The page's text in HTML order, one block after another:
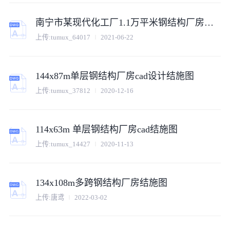
南宁市某现代化工厂1.1万平米钢结构厂房建筑设计CAD图纸
上传:tumux_64017 2021-06-22
144x87m单层钢结构厂房cad设计结施图
上传:tumux_37812 2020-12-16
114x63m 单层钢结构厂房cad结施图
上传:tumux_14427 2020-11-13
134x108m多跨钢结构厂房结施图
上传:唐鸢 2022-03-02